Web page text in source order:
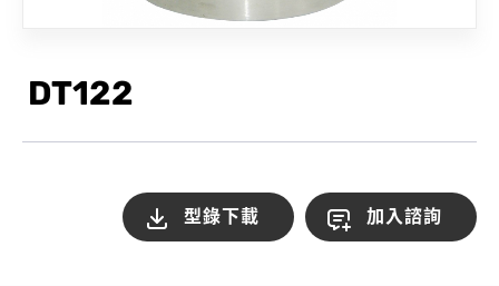
DT122
型錄下載 加入諮詢